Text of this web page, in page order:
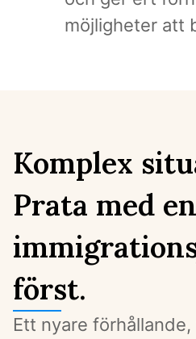
möjligheter att
Komplex
Prata med en
först.
Ett nyare